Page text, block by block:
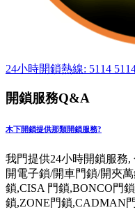
24小時開鎖熱線: 5114
開鎖服務Q&A
木下開鎖提供那類開鎖服務?
我門提供24小時開鎖服務
開電子鎖/開車門鎖/開夾
鎖,CISA 門鎖,BONCO門
鎖,ZONE門鎖,CADMAN